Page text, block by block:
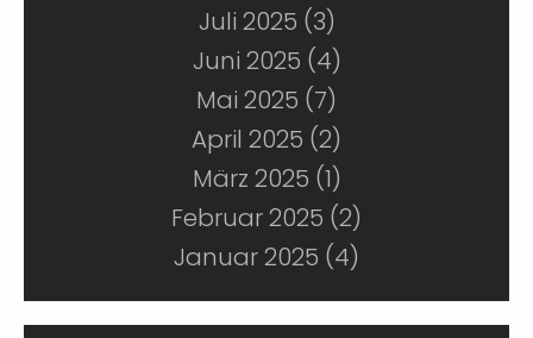
Juli 2025 (3)
Juni 2025 (4)
Mai 2025 (7)
April 2025 (2)
März 2025 (1)
Februar 2025 (2)
Januar 2025 (4)